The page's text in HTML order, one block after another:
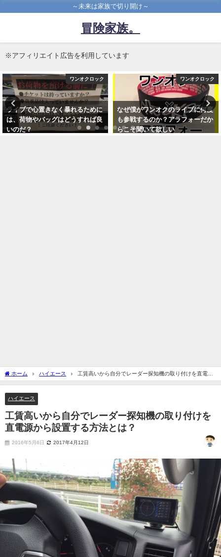
～未来は家族で切り開け～
冒険家族。
※アフィリエイト広告を利用しています
ワンオクロック
なぜ僕がワンオクのライブに何度
も参戦するのか？アラフォーだか
らこそ聞いて欲しい
ワンオクロック
2018ワンオク ambitionsツアーの
ナゴヤドームでtakaが語った完全
感覚dreamer完成秘話と体験レポ
ホーム ハイエース
工賃高いから自分でレーダー探知機の取り付けを直電源
から設置する方法とは？
ハイエース
工賃高いから自分でレーダー探知機の取り付けを
直電源から設置する方法とは？
2016年5月6日 2017年4月12日